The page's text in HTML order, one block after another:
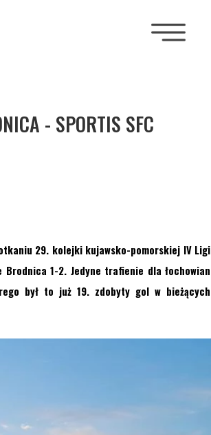
- SPORTIS SFC
29. kolejki kujawsko-pomorskiej IV Ligi
1-2. Jedyne trafienie dla łochowian
był to już 19. zdobytygol w bieżących